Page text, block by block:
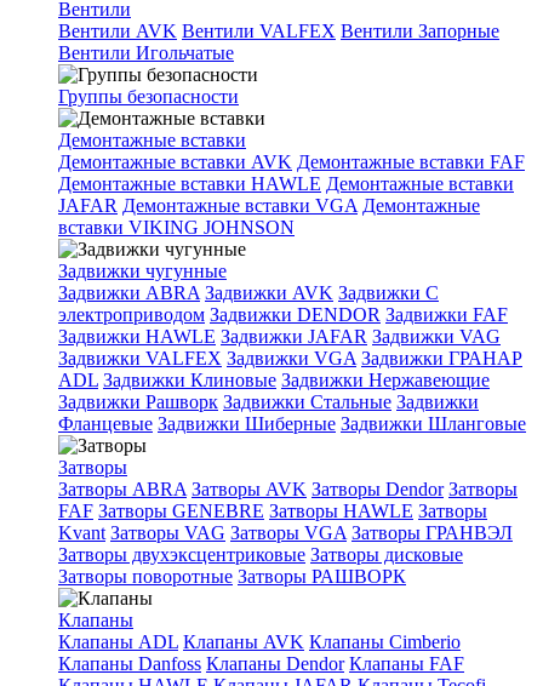
Вентили
Вентили AVK Вентили VALFEX Вентили Запорные
Вентили Игольчатые
Группы безопасности
Демонтажные вставки
Демонтажные вставки AVK Демонтажные вставки FAF
Демонтажные вставки HAWLE Демонтажные вставки
JAFAR Демонтажные вставки VGA Демонтажные
вставки VIKING JOHNSON
Задвижки чугунные
Задвижки ABRA Задвижки AVK Задвижки C
электроприводом Задвижки DENDOR Задвижки FAF
Задвижки HAWLE Задвижки JAFAR Задвижки VAG
Задвижки VALFEX Задвижки VGA Задвижки ГРАНАР
ADL Задвижки Клиновые Задвижки Нержавеющие
Задвижки Рашворк Задвижки Стальные Задвижки
Фланцевые Задвижки Шиберные Задвижки Шланговые
Затворы
Затворы ABRA Затворы AVK Затворы Dendor Затворы
FAF Затворы GENEBRE Затворы HAWLE Затворы
Kvant Затворы VAG Затворы VGA Затворы ГРАНВЭЛ
Затворы двухэксцентриковые Затворы дисковые
Затворы поворотные Затворы РАШВОРК
Клапаны
Клапаны ADL Клапаны AVK Клапаны Cimberio
Клапаны Danfoss Клапаны Dendor Клапаны FAF